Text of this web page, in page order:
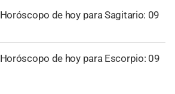
Horóscopo de hoy para Sagitario: 09
Horóscopo de hoy para Escorpio: 09